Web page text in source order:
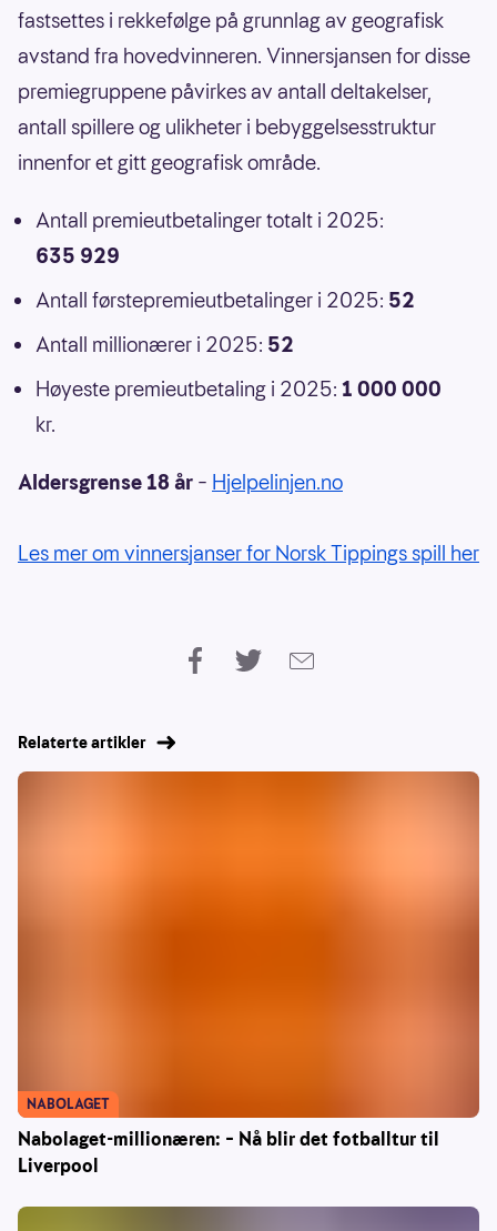
fastsettes i rekkefølge på grunnlag av geografisk
avstand fra hovedvinneren. Vinnersjansen for disse
premiegruppene påvirkes av antall deltakelser,
antall spillere og ulikheter i bebyggelsesstruktur
innenfor et gitt geografisk område.
Antall premieutbetalinger totalt i 2025:
635 929
Antall førstepremieutbetalinger i 2025: 52
Antall millionærer i 2025: 52
Høyeste premieutbetaling i 2025: 1 000 000
kr.
Aldersgrense 18 år – Hjelpelinjen.no
Les mer om vinnersjanser for Norsk Tippings spill her
Relaterte artikler
Nabolaget-millionæren: – Nå blir det fotballtur til
Liverpool
NABOLAGET